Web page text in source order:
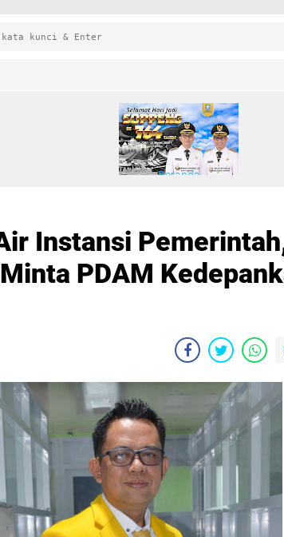
Beranda
Instansi
PDAM